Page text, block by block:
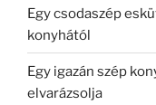
Egy csodaszép
konyhától
Egy igazán szép
elvarázsolja